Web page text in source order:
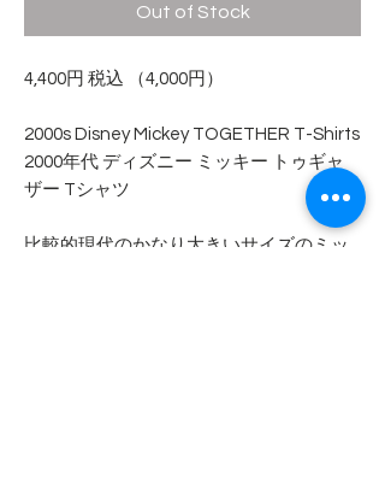
Out of Stock
4,400円 税込 （4,000円）
2000s Disney Mickey TOGETHER T-Shirts
2000年代 ディズニー ミッキー トゥギャ
ザー Tシャツ
比較的現代のかなり大きいサイズのミッ